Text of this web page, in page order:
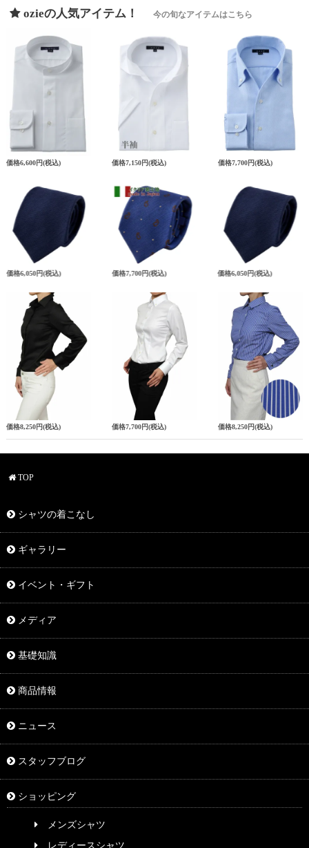
ozieの人気アイテム！ 今の旬なアイテムはこちら
価格6,600円(税込) 価格7,150円(税込) 価格7,700円(税込)
価格6,050円(税込) 価格7,700円(税込) 価格6,050円(税込)
価格8,250円(税込) 価格7,700円(税込) 価格8,250円(税込)
TOP
シャツの着こなし
ギャラリー
イベント・ギフト
メディア
基礎知識
商品情報
ニュース
スタッフブログ
ショッピング
メンズシャツ
レディースシャツ